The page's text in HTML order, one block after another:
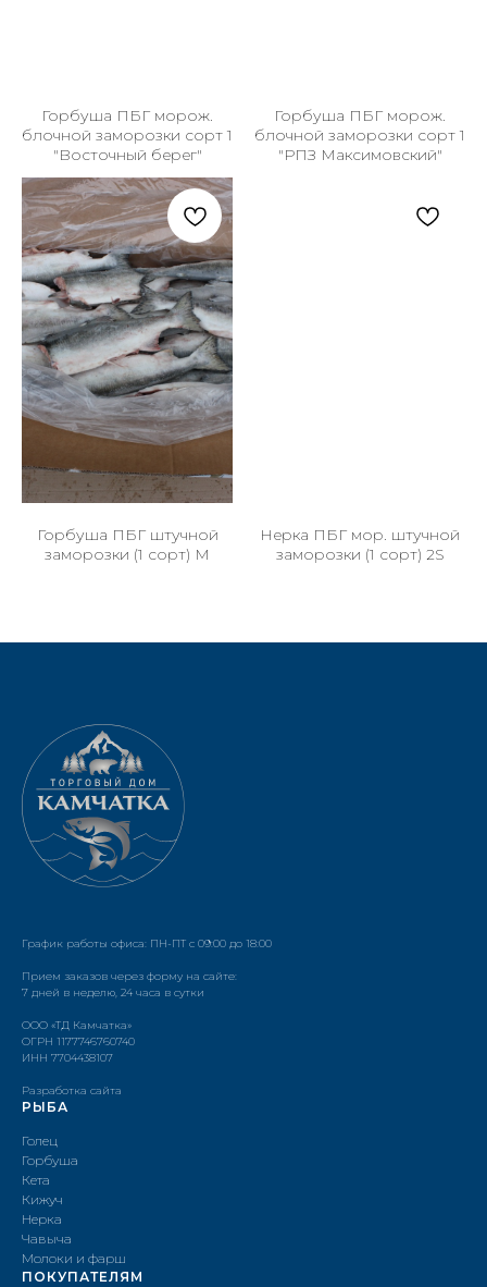
Горбуша ПБГ морож.
блочной заморозки сорт 1
"Восточный берег"
Горбуша ПБГ морож.
блочной заморозки сорт 1
"РПЗ Максимовский"
Горбуша ПБГ штучной
заморозки (1 сорт) M
Нерка ПБГ мор. штучной
заморозки (1 сорт) 2S
График работы офиса: ПН-ПТ с 09:00 до 18:00
Прием заказов через форму на сайте:
7 дней в неделю, 24 часа в сутки
ООО «ТД Камчатка»
ОГРН 1177746760740
ИНН 7704438107
Разработка сайта
РЫБА
Голец
Горбуша
Кета
Кижуч
Нерка
Чавыча
Молоки и фарш
ПОКУПАТЕЛЯМ